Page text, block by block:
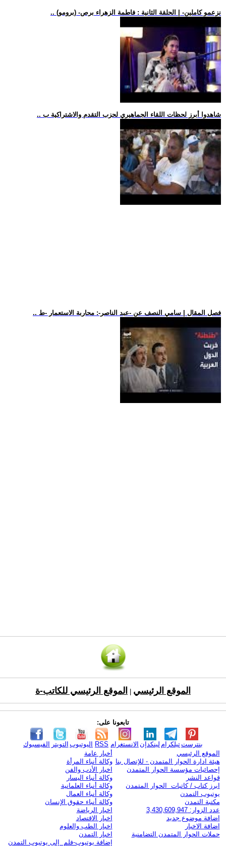
.. (برومو) -نزعمو كاملين- | الحلقة الثانية : فاطمة الزهراء برص
.. شاهدوا أبرز لحظات اللقاء الجماهيري لحزب التقدم والاشتراكية ب
.. فصل المقال | سامي النصف عن -عبد الناصر-: محاربة الاستعمار -ط
الموقع الرئيسي الموقع الرئيسي للكاتب-ة
تابعونا على:
الفيسبوك التويتر اليوتيوب RSS الانستغرام لينكدإن تيلكرامبنترست
الموقع الرئيسي
هيئة ادارة الحوار المتمدن - للإتصال بنا
إحصائيات مؤسسة الحوار المتمدن
قواعد النشر
ابرز كتاب / كاتبات الحوار المتمدن
يوتيوب التمدن
مكتبة التمدن
عدد الزوار: 3,430,609,947
اضافة موضوع جديد
اضافة الاخبار
حملات الحوار المتمدن التضامنية
أخبار عامة
وكالة أنباء المرأة
اخبار الأدب والفن
وكالة أنباء اليسار
وكالة أنباء العلمانية
وكالة أنباء العمال
وكالة أنباء حقوق الإنسان
اخبار الرياضة
اخبار الاقتصاد
اخبار الطب والعلوم
اخبار التمدن
إضافة يوتيوب-فلم إلى يوتيوب التمدن